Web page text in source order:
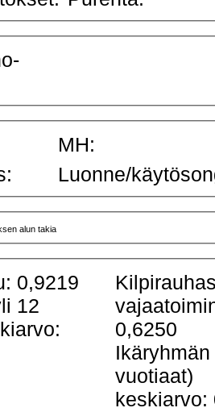
MH:
Luonne/
alun takia
0,9219
12
0,6250
vuotiaat)
keskiarvo: